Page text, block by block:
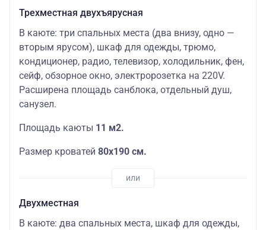
Трехместная двухъярусная
В каюте: три спальных места (два внизу, одно —
вторым ярусом), шкаф для одежды, трюмо,
кондиционер, радио, телевизор, холодильник, фен,
сейф, обзорное окно, электророзетка на 220V.
Расширена площадь санблока, отдельный душ,
санузел.
Площадь каюты 11 м2.
Размер кроватей 80х190 см.
Двухместная
В каюте: два спальных места, шкаф для одежды,